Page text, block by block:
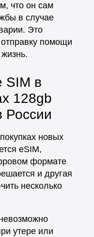
что он сам
в случае
Это
помощи
SIM в
128gb
России
новых
eSIM,
формате
и другая
несколько
утере или